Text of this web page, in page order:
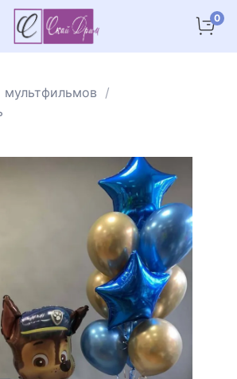
0
мультфильмов